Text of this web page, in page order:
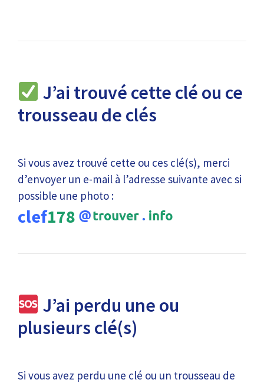
J’ai trouvé cette clé ou ce
trousseau de clés
Si vous avez trouvé cette ou ces clé(s), merci
d’envoyer un e-mail à l’adresse suivante avec si
possible une photo :
clef178
J’ai perdu une ou
plusieurs clé(s)
Si vous avez perdu une clé ou un trousseau de